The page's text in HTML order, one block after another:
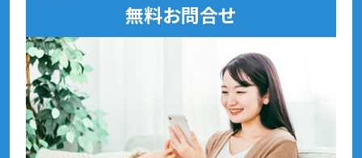
無料お問合せ